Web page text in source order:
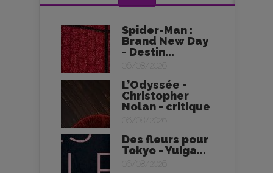
Spider-Man :
Brand New Day
- Destin...
06/08/2026
L’Odyssée -
Christopher
Nolan - critique
06/08/2026
Des fleurs pour
Tokyo - Yuiga...
06/08/2026